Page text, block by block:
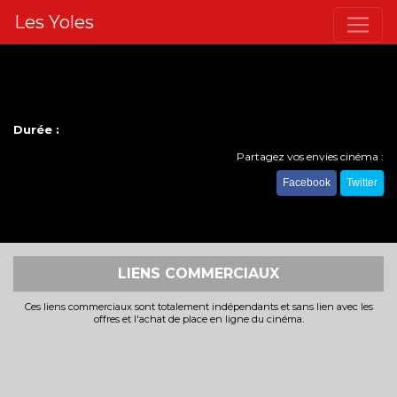
Les Yoles
Durée :
Partagez vos envies cinéma :
Facebook Twitter
LIENS COMMERCIAUX
Ces liens commerciaux sont totalement indépendants et sans lien avec les
offres et l'achat de place en ligne du cinéma.